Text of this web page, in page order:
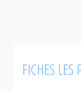
FICHES LES